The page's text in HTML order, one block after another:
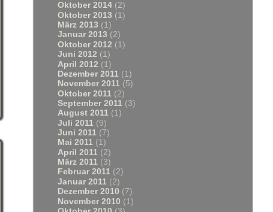
Oktober 2014 (2)
Oktober 2013 (1)
März 2013 (1)
Januar 2013 (2)
Oktober 2012 (1)
Juni 2012 (1)
April 2012 (1)
Dezember 2011 (1)
November 2011 (5)
Oktober 2011 (2)
September 2011 (3)
August 2011 (1)
Juli 2011 (9)
Juni 2011 (7)
Mai 2011 (1)
April 2011 (2)
März 2011 (3)
Februar 2011 (2)
Januar 2011 (2)
Dezember 2010 (7)
November 2010 (1)